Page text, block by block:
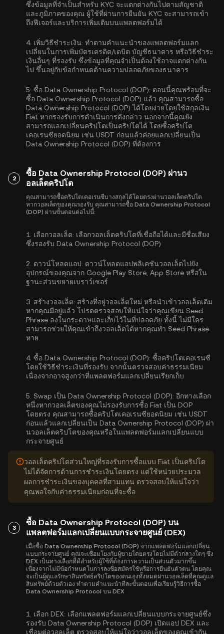
ซึ่งข้อมูลที่จำเป็นสำหรับ KYC จะแตกต่างกันไปตามสัญชาติ
และภูมิภาคของคุณ ผู้ใช้ที่ผ่านการยืนยัน KYC จะสามารถเข้า
ถึงฟีเจอร์และบริการเพิ่มเติมบนแพลตฟอร์มได้
4. เพิ่มวิธีชำระเงิน: ทำตามคำแนะนำของแพลตฟอร์มแลก
เปลี่ยนในการเพิ่มบัตรเครดิต/เดบิต บัญชีธนาคาร หรือวิธีชำระ
เงินอื่นๆ ที่รองรับ ซึ่งข้อมูลที่คุณจำเป็นต้องใช้อาจแตกต่างกัน
ไป ขึ้นอยู่กับข้อกำหนดด้านความปลอดภัยของธนาคาร
5. ซื้อ Data Ownership Protocol (DOP): ตอนนี้คุณพร้อมที่จะ
ซื้อ Data Ownership Protocol (DOP) แล้ว คุณสามารถซื้อ
Data Ownership Protocol (DOP) ได้โดยง่ายโดยใช้สกุลเงิน
Fiat หากรองรับการดำเนินการดังกล่าว นอกจากนี้คุณยัง
สามารถแลกเปลี่ยนคริปโตเป็นคริปโตได้ โดยซื้อคริปโต
เคอเรนซียอดนิยม เช่น USDT ก่อนแล้วค่อยแลกเปลี่ยนเป็น
Data Ownership Protocol (DOP) ที่ต้องการ
2
ซื้อ Data Ownership Protocol (DOP) ผ่านว
อลเล็ตคริปโต
คุณสามารถซื้อคริปโตเคอเรนซีบางสกุลได้โดยตรงผ่านวอลเล็ตคริปโต
หากวอลเล็ตของคุณรองรับ คุณสามารถซื้อ Data Ownership Protocol
(DOP) ผ่านขั้นตอนต่อไปนี้:
1. เลือกวอลเล็ต: เลือกวอลเล็ตคริปโตที่เชื่อถือได้และมีชื่อเสียง
ซึ่งรองรับ Data Ownership Protocol (DOP)
2. ดาวน์โหลดแอป: ดาวน์โหลดแอปพลิเคชันวอลเล็ตไปยัง
อุปกรณ์ของคุณจาก Google Play Store, App Store หรือใน
ฐานะส่วนขยายเบราว์เซอร์
3. สร้างวอลเล็ต: สร้างที่อยู่วอลเล็ตใหม่ หรือนำเข้าวอลเล็ตเดิม
หากคุณมีอยู่แล้ว โปรดตรวจสอบให้แน่ใจว่าคุณเขียน Seed
Phrase ลงในกระดาษและเก็บไว้ในที่ปลอดภัย ทั้งนี้ ไม่มีใคร
สามารถช่วยให้คุณเข้าถึงวอลเล็ตได้หากคุณทำ Seed Phrase
หาย
4. ซื้อ Data Ownership Protocol (DOP): ซื้อคริปโตเคอเรนซี
โดยใช้วิธีชำระเงินที่รองรับ จากนั้นตรวจสอบค่าธรรมเนียม
เนื่องจากอาจสูงกว่าที่แพลตฟอร์มแลกเปลี่ยนเรียกเก็บ
5. Swap เป็น Data Ownership Protocol (DOP): อีกทางเลือก
หนึ่งหากวอลเล็ตของคุณไม่รองรับการซื้อ Fiat เป็น DOP
โดยตรง คุณสามารถซื้อคริปโตเคอเรนซียอดนิยม เช่น USDT
ก่อนแล้วแลกเปลี่ยนเป็น Data Ownership Protocol (DOP) ผ่า
นวอลเล็ตคริปโตของคุณหรือในแพลตฟอร์มแลกเปลี่ยนแบบ
กระจายศูนย์
วอลเล็ตคริปโตส่วนใหญ่ที่รองรับการซื้อแบบ Fiat เป็นคริปโต
ไม่ได้จัดการด้านการชำระเงินโดยตรง แต่ใช้หน่วยประมวล
ผลการชำระเงินของบุคคลที่สามแทน ตรวจสอบให้แน่ใจว่า
คุณพอใจกับค่าธรรมเนียมก่อนที่จะซื้อ
3
ซื้อ Data Ownership Protocol (DOP) บน
แพลตฟอร์มแลกเปลี่ยนแบบกระจายศูนย์ (DEX)
เมื่อซื้อ Data Ownership Protocol (DOP) จากแพลตฟอร์มแลกเปลี่ยน
แบบกระจายศูนย์ คุณจะเชื่อมโยงกับผู้ขายโดยตรงโดยไม่มีตัวกลางใดๆ ซึ่ง
DEX เป็นทางเลือกที่ดีสำหรับผู้ใช้ที่ต้องการความเป็นส่วนตัวมากขึ้น
เนื่องจากไม่มีข้อกำหนดในการลงชื่อสมัครใช้หรือการยืนยันตัวตน โดยคุณ
จะเป็นผู้ดูแลรักษาสินทรัพย์คริปโตของตนเองทั้งหมดผ่านวอลเล็ตที่คุณดูแล
สินทรัพย์ด้วยตัวเอง ทำตามคำแนะนำทีละขั้นตอนเพื่อเรียนรู้วิธีการซื้อ
Data Ownership Protocol บน DEX
1. เลือก DEX: เลือกแพลตฟอร์มแลกเปลี่ยนแบบกระจายศูนย์ซึ่ง
รองรับ Data Ownership Protocol (DOP) เปิดแอป DEX และ
เชื่อมต่อวอลเล็ต ตรวจสอบให้แน่ใจว่าวอลเล็ตของคุณเข้ากัน